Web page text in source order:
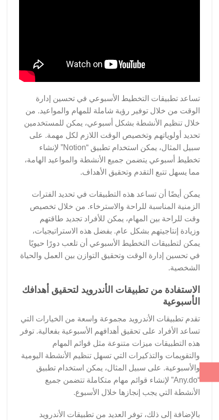
تساعد تطبيقات التخطيط الأسبوعي في تحسين إدارة
الوقت من خلال توفير رؤية شاملة للمهام والمواعيد. من
خلال تنظيم الأنشطة بشكل أسبوعي، يمكن للمستخدمين
تحديد أولوياتهم وتخصيص الوقت اللازم لكل مهمة. على
سبيل المثال، يمكن استخدام تطبيق “Notion” لإنشاء
تخطيط أسبوعي يتضمن جميع الأنشطة والمواعيد الهامة،
مما يسهل تتبع التقدم وتحقيق الأهداف.
يمكن أيضًا أن تساعد هذه التطبيقات في تحديد الفترات
الزمنية المناسبة للراحة والاسترخاء. من خلال تخصيص
وقت للراحة بين المهام، يمكن للأفراد تجديد طاقتهم
وزيادة إنتاجيتهم بشكل عام. بفضل هذه الاستراتيجيات،
يمكن لتطبيقات التخطيط الأسبوعي أن تلعب دورًا حيويًا
في تحسين إدارة الوقت وتحقيق التوازن بين العمل والحياة
الشخصية.
الاستفادة من تطبيقات الأندرويد لتحقيق أهدافك
الأسبوعية
تقدم تطبيقات الأندرويد مجموعة واسعة من الخيارات التي
تساعد الأفراد على تحقيق أهدافهم الأسبوعية بفعالية. توفر
هذه التطبيقات ميزات متنوعة مثل قوائم المهام
والتقويمات والتذكيرات التي تسهل تنظيم الأنشطة اليومية
والأسبوعية. على سبيل المثال، يمكن استخدام تطبيق
“Any.do” لإنشاء قوائم مهام متكاملة تتضمن جميع
الأنشطة التي يجب إنجازها خلال الأسبوع.
بالإضافة إلى ذلك، توفر العديد من تطبيقات الأندرويد